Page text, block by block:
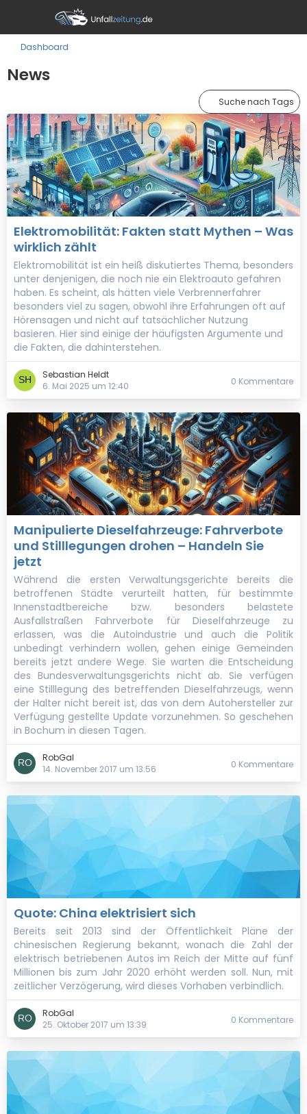
Dashboard
News
Suche nach Tags
Elektromobilität: Fakten statt Mythen – Was
wirklich zählt
Elektromobilität ist ein heiß diskutiertes Thema, besonders
unter denjenigen, die noch nie ein Elektroauto gefahren
haben. Es scheint, als hätten viele Verbrennerfahrer
besonders viel zu sagen, obwohl ihre Erfahrungen oft auf
Hörensagen und nicht auf tatsächlicher Nutzung
basieren. Hier sind einige der häufigsten Argumente und
die Fakten, die dahinterstehen.
Sebastian Heldt
6. Mai 2025 um 12:40
0 Kommentare
Manipulierte Dieselfahrzeuge: Fahrverbote
und Stilllegungen drohen – Handeln Sie
jetzt
Während die ersten Verwaltungsgerichte bereits die
betroffenen Städte verurteilt hatten, für bestimmte
Innenstadtbereiche bzw. besonders belastete
Ausfallstraßen Fahrverbote für Dieselfahrzeuge zu
erlassen, was die Autoindustrie und auch die Politik
unbedingt verhindern wollen, gehen einige Gemeinden
bereits jetzt andere Wege. Sie warten die Entscheidung
des Bundesverwaltungsgerichts nicht ab. Sie verfügen
eine Stilllegung des betreffenden Dieselfahrzeugs, wenn
der Halter nicht bereit ist, das von dem Autohersteller zur
Verfügung gestellte Update vorzunehmen. So geschehen
in Bochum in diesen Tagen.
RobGal
14. November 2017 um 13:56
0 Kommentare
Quote: China elektrisiert sich
Bereits seit 2013 sind der Öffentlichkeit Pläne der
chinesischen Regierung bekannt, wonach die Zahl der
elektrisch betriebenen Autos im Reich der Mitte auf fünf
Millionen bis zum Jahr 2020 erhöht werden soll. Nun, mit
zeitlicher Verzögerung, wird dieses Vorhaben verbindlich.
RobGal
25. Oktober 2017 um 13:39
0 Kommentare